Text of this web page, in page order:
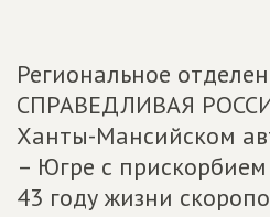
Региональное
СПРАВЕДЛИВАЯ
Ханты-Мансийском
– Югре с
43 году жизни